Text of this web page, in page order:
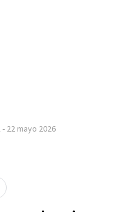
- 22 mayo 2026